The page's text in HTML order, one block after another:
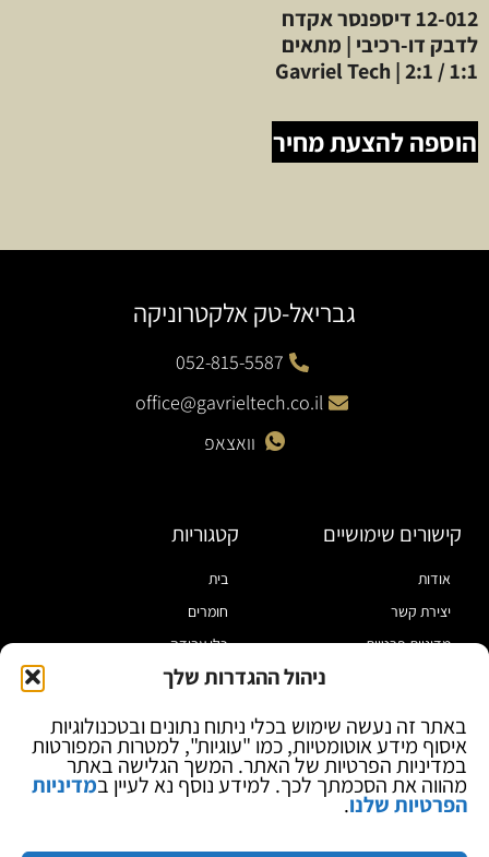
ניהול ההגדרות שלך
באתר זה נעשה שימוש בכלי ניתוח נתונים ובטכנולוגיות
איסוף מידע אוטומטיות, כמו "עוגיות", למטרות המפורטות
במדיניות הפרטיות של האתר. המשך הגלישה באתר
מהווה את הסכמתך לכך. למידע נוסף נא לעיין במדיניות
הפרטיות שלנו.
12-012 דיספנסר אקדח
לדבק דו-רכיבי | מתאים
1:1 / 2:1 | Gavriel Tech
הוספה להצעת מחיר
גבריאל-טק אלקטרוניקה
052-815-5587
office@gavrieltech.co.il
וואצאפ
קישורים שימושיים
אודות
יצירת קשר
מדיניות פרטיות
בלוג
קטגוריות
בית
חומרים
כלי עבודה
מוצרי הלחמה
ספקי כח ומודדים
ציוד אופטי להגדלה